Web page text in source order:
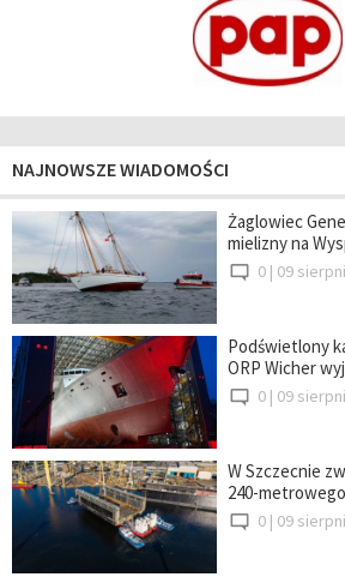
NAJNOWSZE WIADOMOŚCI
Żaglowiec
mielizny na
0 | 09
Podświetlony
ORP Wicher
0 | 09
W Szczecnie
240-
0 | 09